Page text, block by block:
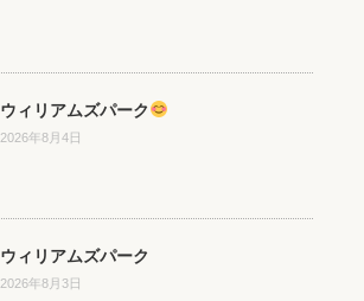
ウィリアムズパーク
2026年8月4日
ウィリアムズパーク
2026年8月3日